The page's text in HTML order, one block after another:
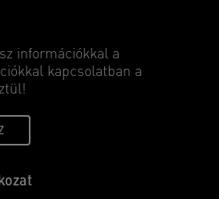
információkkal a
kapcsolatban a